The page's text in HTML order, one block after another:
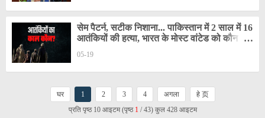
सेम पैटर्न, सटीक निशाना... पाकिस्तान में 2 साल में 16
आतंकियों की हत्या, भारत के मोस्ट वांटेड को कौन मार
05-19
घर 1 2 3 4 अगला
हे 页
प्रति पृष्ठ 10 आइटम (पृष्ठ 1 / 43) कुल 428 आइटम